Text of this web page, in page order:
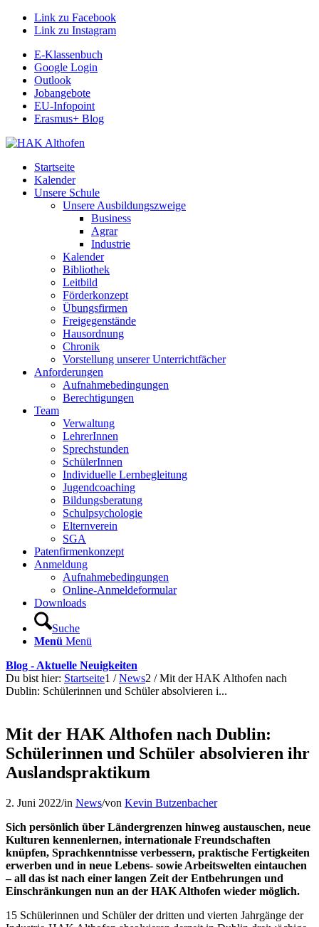
Link zu Facebook
Link zu Instagram
E-Klassenbuch
Google Login
Outlook
Jobangebote
EU-Infopoint
Erasmus+ Blog
Startseite
Kalender
Unsere Schule
Unsere Ausbildungszweige
Business
Agrar
Industrie
Kalender
Bibliothek
Leitbild
Förderkonzept
Übungsfirmen
Freigegenstände
Hausordnung
Chronik
Vorstellung unserer Unterrichtfächer
Anforderungen
Aufnahmebedingungen
Berechtigungen
Team
Verwaltung
LehrerInnen
Sprechstunden
SchülerInnen
Individuelle Lernbegleitung
Jugendcoaching
Bildungsberatung
Schulpsychologie
Elternverein
SGA
Patenfirmenkonzept
Anmeldung
Aufnahmebedingungen
Online-Anmeldeformular
Downloads
Suche
Menü Menü
Blog - Aktuelle Neuigkeiten
Du bist hier: Startseite1 / News2 / Mit der HAK Althofen nach
Dublin: Schülerinnen und Schüler absolvieren i...
Mit der HAK Althofen nach Dublin:
Schülerinnen und Schüler absolvieren ihr
Auslandspraktikum
2. Juni 2022/in News/von Kevin Butzenbacher
Sich persönlich über Ländergrenzen hinweg austauschen, neue
Kulturen kennenlernen, internationale Freundschaften
knüpfen, Sprachkenntnisse verbessern, praktische Fertigkeiten
erwerben und in neue Lebens- sowie Arbeitswelten eintauchen
– all das ist nach einer langen Zeit der Entbehrungen und
Einschränkungen nun an der HAK Althofen wieder möglich.
15 Schülerinnen und Schüler der dritten und vierten Jahrgänge der